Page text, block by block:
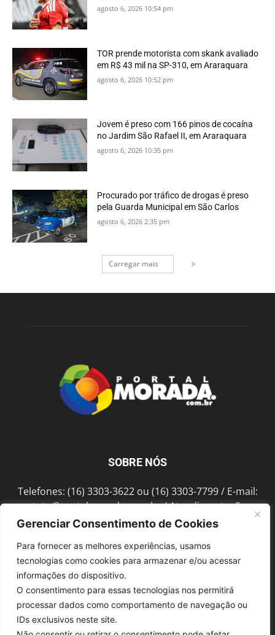
Gerenciar Consentimento de Cookies
Para fornecer as melhores experiências, usamos
tecnologias como cookies para armazenar e/ou acessar
informações do dispositivo.
O consentimento para essas tecnologias nos permitirá
processar dados como comportamento de navegação ou
IDs exclusivos neste site.
agosto 6, 2026 10:54 pm
TOR prende motorista com skank avaliado
em R$ 43 mil na SP-310, em Araraquara
agosto 6, 2026 10:52 pm
Jovem é preso com 166 pinos de cocaína
no Jardim São Rafael II, em Araraquara
agosto 6, 2026 10:35 pm
Procurado por tráfico de drogas é preso
pela Guarda Municipal em São Carlos
agosto 6, 2026 2:35 pm
Carregar mais
SOBRE NÓS
Telefones: (16) 3303-3622 ou (16) 3303-7799 / E-mail:
contato@portalmorada.com.br/ Atendimento: Seg a
Sex das 8h às 18h / Endereço: Av. Bento de Abreu, 889
SIGA-NOS